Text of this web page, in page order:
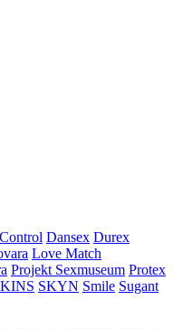
Control Dansex Durex
Love Match
Projekt Sexmuseum Protex
SKYN Smile Sugant